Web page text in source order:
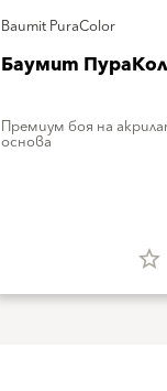
Baumit PuraColor
Баумит
Премиум боя на
основа
star_border